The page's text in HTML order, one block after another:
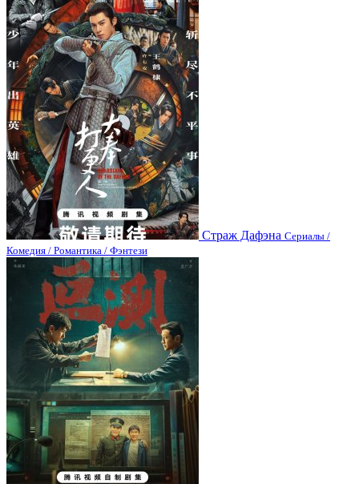
Страж Дафэна Сериалы /
Комедия / Романтика / Фэнтези